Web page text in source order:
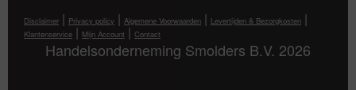
Disclaimer | Privacy policy | Algemene Voorwaarden | Levertijden & Bezorgkosten |
Klantenservice | Mijn Account | Contact
Handelsonderneming Smolders B.V. 2026